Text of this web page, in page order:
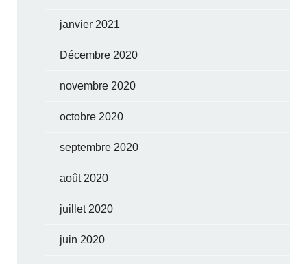
janvier 2021
Décembre 2020
novembre 2020
octobre 2020
septembre 2020
août 2020
juillet 2020
juin 2020